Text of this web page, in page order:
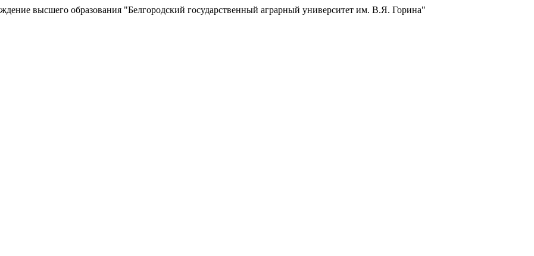
высшего образования "Белгородский государственный аграрный университет им. В.Я. Горина"